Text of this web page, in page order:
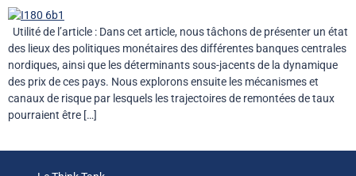
Utilité de l’article : Dans cet article, nous tâchons de présenter un état
des lieux des politiques monétaires des différentes banques centrales
nordiques, ainsi que les déterminants sous-jacents de la dynamique
des prix de ces pays. Nous explorons ensuite les mécanismes et
canaux de risque par lesquels les trajectoires de remontées de taux
pourraient être […]